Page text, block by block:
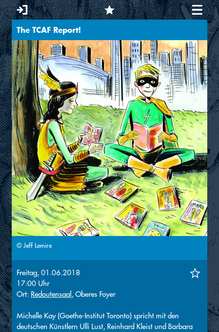
Sie sind hier
The TCAF Report!
© Jeff Lemire
Freitag, 01.06.2018
17:00 Uhr
Ort: Redoutensaal , Oberes Foyer
Michelle Kay (Goethe-Institut Toronto) spricht mit den
deutschen Künstlern Ulli Lust, Reinhard Kleist und Barbara